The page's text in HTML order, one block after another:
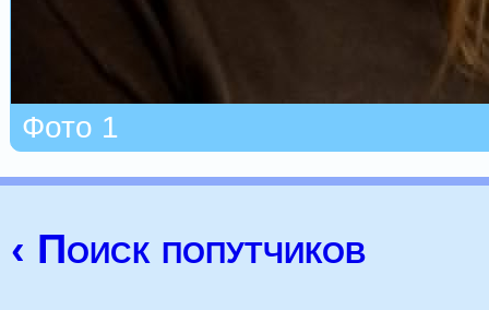
Фото 1
‹ Поиск попутчиков